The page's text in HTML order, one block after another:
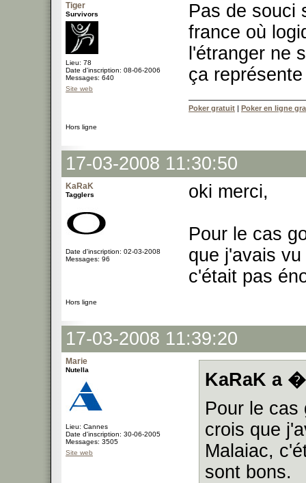
Tiger
Survivors
Lieu: 78
Date d'inscription: 08-06-2006
Messages: 640
Site web
Pas de souci
france où
l'étranger ne
ça
Poker gratuit | Poker en ligne
Hors ligne
17-03-2008 11:30:50
KaRaK
Tagglers
Date d'inscription: 02-03-2008
Messages: 96
oki merci,
Pour le cas
que j'avais
c'était pas
Hors ligne
17-03-2008 11:39:20
Marie
Nutella
Lieu: Cannes
Date d'inscription: 30-06-2005
Messages: 3505
Site web
KaRaK a
Pour le cas
crois que
Malaiac,
sont bons.